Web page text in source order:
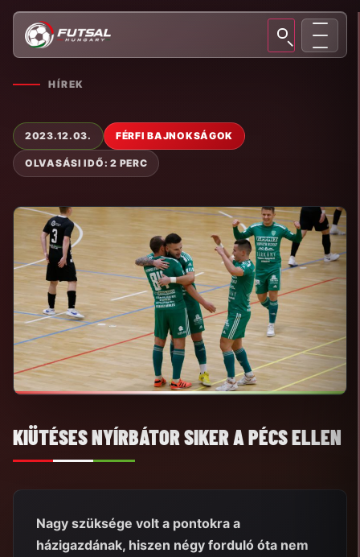
HÍREK
2023.12.03. FÉRFI BAJNOKSÁGOK
OLVASÁSI IDŐ: 2 PERC
KIÜTÉSES NYÍRBÁTOR SIKER A PÉCS ELLEN
Nagy szüksége volt a pontokra a
házigazdának, hiszen négy forduló óta nem